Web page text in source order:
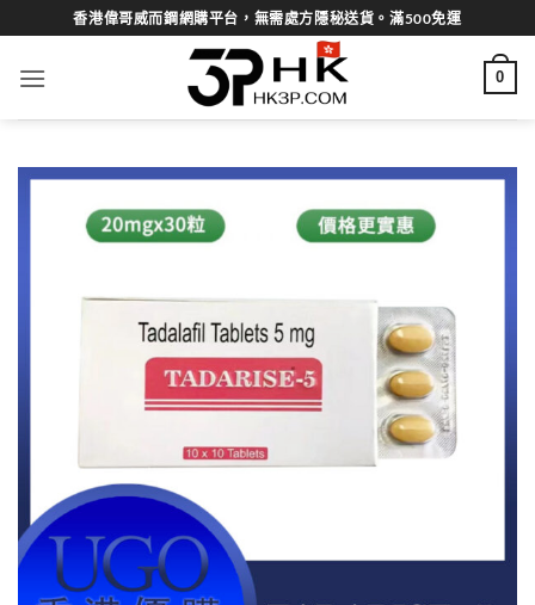
to
content
香港偉哥威而鋼網購平台，無需處方隱秘送貨。滿500免運
0